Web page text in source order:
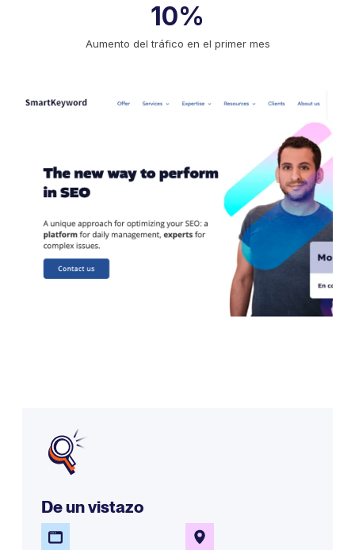
10%
Aumento del tráfico en el primer mes
De un vistazo